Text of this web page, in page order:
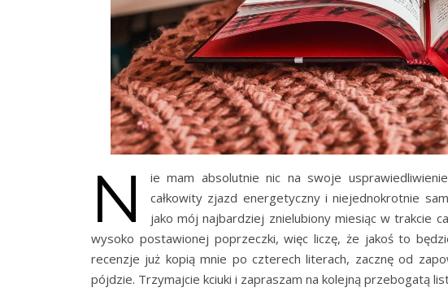
N
ie mam absolutnie nic na swoje
całkowity zjazd energetyczny i niejednokrotnie
jako mój najbardziej znielubiony miesiąc w trakcie
wysoko postawionej poprzeczki, więc liczę, że jakoś to
recenzje już kopią mnie po czterech literach, zacznę od
pójdzie. Trzymajcie kciuki i zapraszam na kolejną przebogatą